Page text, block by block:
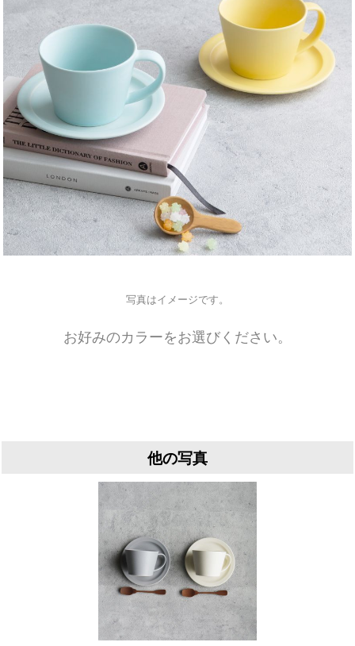
写真はイメージです。
お好みのカラーをお選びください。
他の写真